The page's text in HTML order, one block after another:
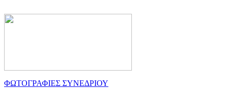
ΦΩΤΟΓΡΑΦΙΕΣ ΣΥΝΕΔΡΙΟΥ